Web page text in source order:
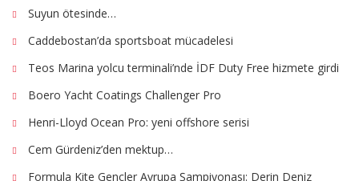
Suyun ötesinde…
Caddebostan’da sportsboat mücadelesi
Teos Marina yolcu terminali’nde İDF Duty Free hizmete girdi
Boero Yacht Coatings Challenger Pro
Henri-Lloyd Ocean Pro: yeni offshore serisi
Cem Gürdeniz’den mektup…
Formula Kite Gençler Avrupa Şampiyonası: Derin Deniz